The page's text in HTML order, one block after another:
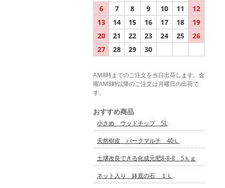
6
7 8 9 10 11
12
13
14 15 16 17 18
19
20
21 22 23 24 25
26
27
28 29 30
AM8時までのご注文を当日出荷します。金
曜AM8時以降のご注文は月曜日の出荷で
す。
おすすめ商品
小さめ ウッドチップ 5L
天然樹皮 バークマルチ 40Ｌ
土壌改良できる化成元肥8-8-8 5ｋｇ
ネット入り 鉢底の石 １Ｌ